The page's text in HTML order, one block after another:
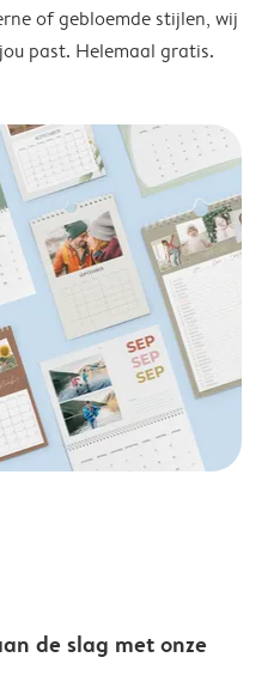
of gebloemde stijlen, wij
past. Helemaal gratis.
de slag met onze